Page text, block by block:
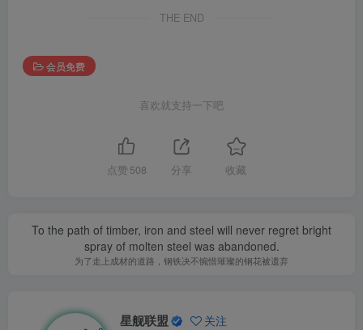
THE END
会员免费
喜欢就支持一下吧
点赞 508 分享 收藏
To the path of timber, iron and steel will never regret bright
spray of molten steel was abandoned.
为了走上成材的道路，钢铁决不惋惜璀璨的钢花被遗弃
星舰联盟 关注